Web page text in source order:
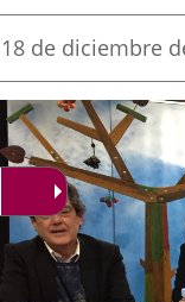
Fecha
la
noticia
18 de diciembre